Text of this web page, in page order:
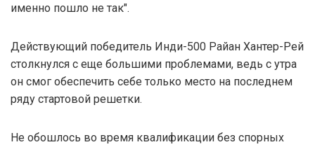
именно пошло не так".
Действующий победитель Инди-500 Райан Хантер-Рей
столкнулся с еще большими проблемами, ведь с утра
он смог обеспечить себе только место на последнем
ряду стартовой решетки.
Не обошлось во время квалификации без спорных